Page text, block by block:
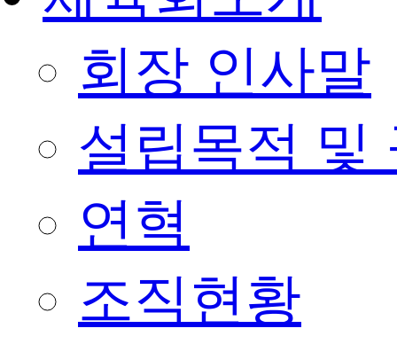
회장 인사말
설립목적 및
연혁
조직현황